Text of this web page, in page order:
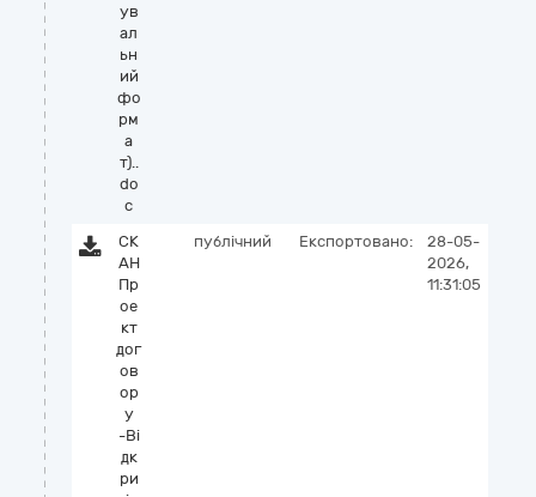
ув
ал
ьн
ий
фо
рм
а
т)..
do
c
СК
АН
Пр
ое
кт
дог
ов
ор
у
-Ві
дк
ри
публічний Експортовано:
28-05-
2026,
11:31:05